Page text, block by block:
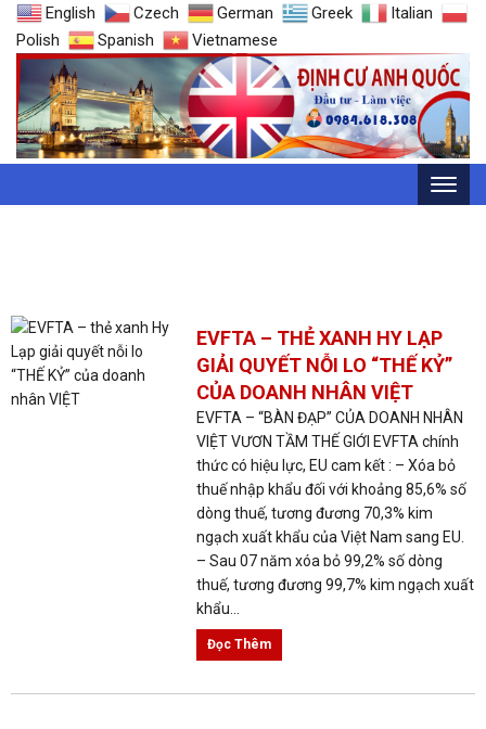
English Czech German Greek
Italian
Polish
Spanish Vietnamese
EVFTA – THẺ XANH HY LẠP
GIẢI QUYẾT NỖI LO “THẾ KỶ”
CỦA DOANH NHÂN VIỆT
EVFTA – “BÀN ĐẠP” CỦA DOANH NHÂN
VIỆT VƯƠN TẦM THẾ GIỚI EVFTA chính
thức có hiệu lực, EU cam kết : – Xóa bỏ
thuế nhập khẩu đối với khoảng 85,6% số
dòng thuế, tương đương 70,3% kim
ngạch xuất khẩu của Việt Nam sang EU.
– Sau 07 năm xóa bỏ 99,2% số dòng
thuế, tương đương 99,7% kim ngạch xuất
khẩu...
Đọc Thêm